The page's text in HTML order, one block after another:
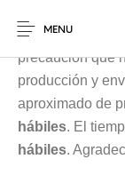
MENU
Cada pieza es
para tí, debido a
precaución que
producción y
aproximado de
hábiles. El
hábiles.